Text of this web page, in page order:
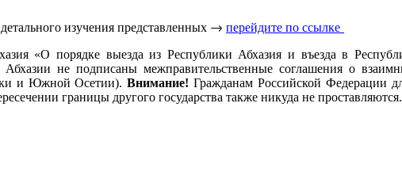
изучения представленных → перейдите по ссылке
«О порядке выезда из Республики Абхазия и въезда в
не подписаны межправительственные соглашения о
и Южной Осетии).Внимание! Гражданам Российской Федерации
границы другого государства также никуда не проставляются.